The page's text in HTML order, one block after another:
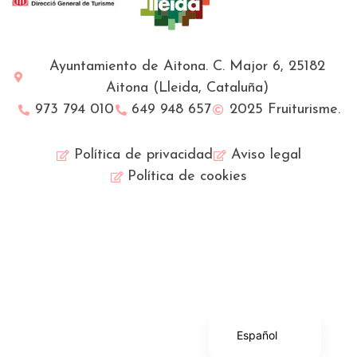
Ayuntamiento de Aitona. C. Major 6, 25182
Aitona (Lleida, Cataluña)
973 794 010
649 948 657 2025 Fruiturisme.
Política de privacidad
Aviso legal
Política de cookies
Español